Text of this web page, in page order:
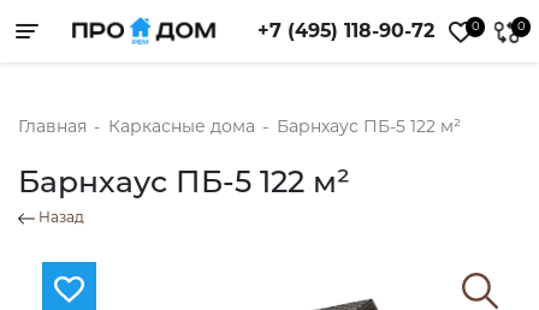
Toggle navigation +7 (495) 118-90-72 0 0
Главная - Каркасные дома - Барнхаус ПБ-5 122 м²
Барнхаус ПБ-5 122 м²
Назад